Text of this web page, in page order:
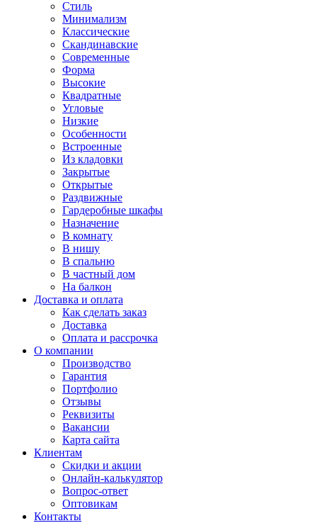
Стиль
Минимализм
Классические
Скандинавские
Современные
Форма
Высокие
Квадратные
Угловые
Низкие
Особенности
Встроенные
Из кладовки
Закрытые
Открытые
Раздвижные
Гардеробные шкафы
Назначение
В комнату
В нишу
В спальню
В частный дом
На балкон
Доставка и оплата
Как сделать заказ
Доставка
Оплата и рассрочка
О компании
Производство
Гарантия
Портфолио
Отзывы
Реквизиты
Вакансии
Карта сайта
Клиентам
Скидки и акции
Онлайн-калькулятор
Вопрос-ответ
Оптовикам
Контакты